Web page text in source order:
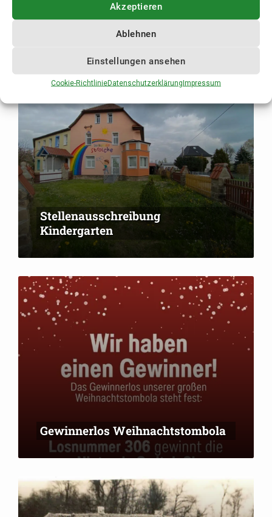
Akzeptieren
Ablehnen
Einstellungen ansehen
Cookie-RichtlinieDatenschutzerklärungImpressum
Stellenausschreibung Bauhof
Stellenausschreibung
Kindergarten
Gewinnerlos Weihnachtstombola